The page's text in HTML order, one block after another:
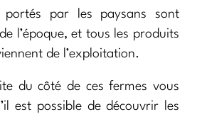
portés par les paysans sont
l’époque, et tous les produits
de l’exploitation.
du côté de ces fermes vous
est possible de découvrir les